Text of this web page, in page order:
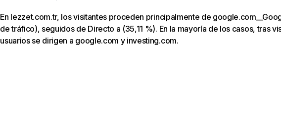
En lezzet.com.tr, los visitantes proceden principalmente de
de tráfico), seguidos de Directo a (35,11 %). En la mayoría de los casos, tras
usuarios se dirigen a google.com y investing.com.